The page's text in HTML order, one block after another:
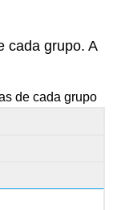
cada grupo. A
de cada grupo